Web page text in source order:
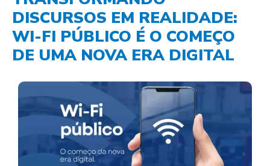
DISCURSOS EM REALIDADE:
WI-FI PÚBLICO É O COMEÇO
DE UMA NOVA ERA DIGITAL